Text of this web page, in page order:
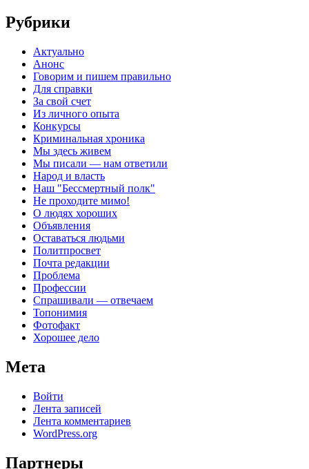
Рубрики
Актуально
Анонс
Говорим и пишем правильно
Для справки
За свой счет
Из личного опыта
Конкурсы
Криминальная хроника
Мы здесь живем
Мы писали — нам ответили
Народ и власть
Наш "Бессмертный полк"
Не проходите мимо!
О людях хороших
Объявления
Оставаться людьми
Политпросвет
Почта редакции
Проблема
Профессии
Спрашивали — отвечаем
Топонимия
Фотофакт
Хорошее дело
Мета
Войти
Лента записей
Лента комментариев
WordPress.org
Партнеры